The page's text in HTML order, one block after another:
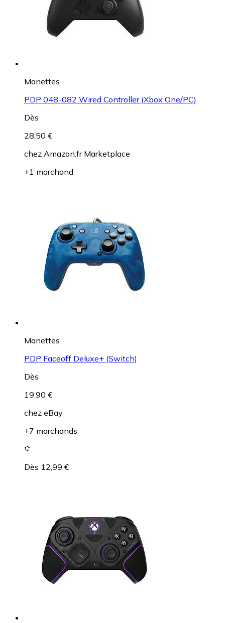
Manettes
PDP 048-082 Wired Controller (Xbox One/PC)
Dès
28,50 €
chez Amazon.fr Marketplace
+1 marchand
Manettes
PDP Faceoff Deluxe+ (Switch)
Dès
19,90 €
chez eBay
+7 marchands
Dès 12,99 €